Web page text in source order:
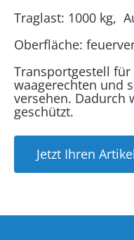
Traglast: 1000 kg,
Oberfläche:
Transportgestell
waagerechten und
versehen. Dadurch
geschützt.
Jetzt Ihren